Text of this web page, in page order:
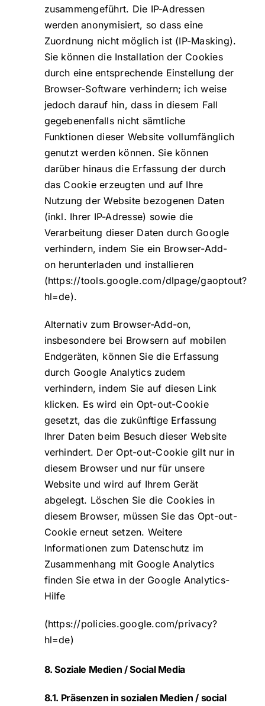
zusammengeführt. Die IP-Adressen
werden anonymisiert, so dass eine
Zuordnung nicht möglich ist (IP-Masking).
Sie können die Installation der Cookies
durch eine entsprechende Einstellung der
Browser-Software verhindern; ich weise
jedoch darauf hin, dass in diesem Fall
gegebenenfalls nicht sämtliche
Funktionen dieser Website vollumfänglich
genutzt werden können. Sie können
darüber hinaus die Erfassung der durch
das Cookie erzeugten und auf Ihre
Nutzung der Website bezogenen Daten
(inkl. Ihrer IP-Adresse) sowie die
Verarbeitung dieser Daten durch Google
verhindern, indem Sie ein Browser-Add-
on herunterladen und installieren
(https://tools.google.com/dlpage/gaoptout?
hl=de).
Alternativ zum Browser-Add-on,
insbesondere bei Browsern auf mobilen
Endgeräten, können Sie die Erfassung
durch Google Analytics zudem
verhindern, indem Sie auf diesen Link
klicken. Es wird ein Opt-out-Cookie
gesetzt, das die zukünftige Erfassung
Ihrer Daten beim Besuch dieser Website
verhindert. Der Opt-out-Cookie gilt nur in
diesem Browser und nur für unsere
Website und wird auf Ihrem Gerät
abgelegt. Löschen Sie die Cookies in
diesem Browser, müssen Sie das Opt-out-
Cookie erneut setzen. Weitere
Informationen zum Datenschutz im
Zusammenhang mit Google Analytics
finden Sie etwa in der Google Analytics-
Hilfe
(https://policies.google.com/privacy?
hl=de)
8. Soziale Medien / Social Media
8.1. Präsenzen in sozialen Medien / social